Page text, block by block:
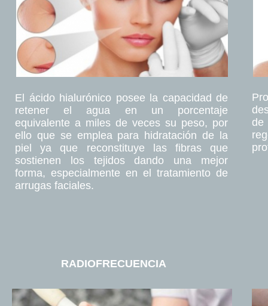
de
El ácido hialurónico posee la capacidad de
retener el agua en un porcentaje
equivalente a miles de veces su peso, por
ello que se emplea para hidratación de la
piel ya que reconstituye las fibras que
sostienen los tejidos dando una mejor
forma, especialmente en el tratamiento de
arrugas faciales.
RADIOFRECUENCIA